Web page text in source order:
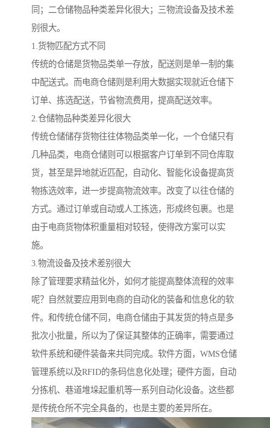
同；二仓储物品种类差异化很大；三物流设备及技术差
别很大。
1.货物匹配方式不同
传统的仓储是货物品类单一存放，配送则是单一制的集
中配送式。而电商仓储则是利用大数据实现就近仓储下
订单、拣选配送，节省物流费用，提高配送效率。
2.仓储物品种类差异化很大
传统仓储储存货物往往体物品类单一化，一个仓储只有
几种品类，电商仓储则可以根据客户订单到不同仓库取
货，甚至是异地就近匹配，自动化、智能化设备提高货
物拣选效率，进一步提高物流效率。改变了以往仓储的
方式。通过订单或自动或人工拣选，形成终包裹。也是
由于电商货物体积重量相对较轻，使得改方案可以实
施。
3.物流设备及技术差别很大
除了管理要求精益化外，如何才能提高整体流程的效率
呢？自然就要应用到电商的自动化的装备和信息化的软
件。和传统仓储不同，电商仓储由于其发货的特点是多
批次小批量，所以为了保证其整体的正确率，需要通过
软件系统和硬件装备来共同完成。软件方面，WMS仓储
管理系统以及RFID的条码信息化处理；硬件方面，自动
分拣机、巷道堆垛起重机等一系列自动化设备。这些都
是传统仓所不完全具备的，也是主要的差异所在。